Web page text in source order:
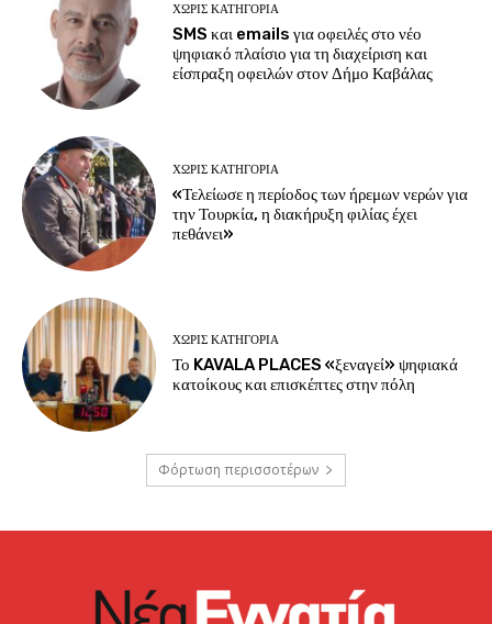
ΧΩΡΊΣ ΚΑΤΗΓΟΡΊΑ
SMS και emails για οφειλές στο νέο
ψηφιακό πλαίσιο για τη διαχείριση και
είσπραξη οφειλών στον Δήμο Καβάλας
ΧΩΡΊΣ ΚΑΤΗΓΟΡΊΑ
«Τελείωσε η περίοδος των ήρεμων νερών για
την Τουρκία, η διακήρυξη φιλίας έχει
πεθάνει»
ΧΩΡΊΣ ΚΑΤΗΓΟΡΊΑ
Το KAVALA PLACES «ξεναγεί» ψηφιακά
κατοίκους και επισκέπτες στην πόλη
Φόρτωση περισσοτέρων